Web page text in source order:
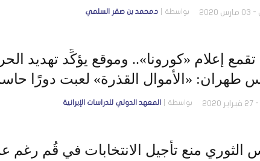
بواسطة د.محمد بن صقر السلمي
تقمع إعلام «كورونا».. وموقع يؤكِّد تهديد
طهران: «الأموال القذرة» لعبت دورًا
بواسطة المعهد الدولي للدراسات الإيرانية
الثوري منع تأجيل الانتخابات في قُم رغم